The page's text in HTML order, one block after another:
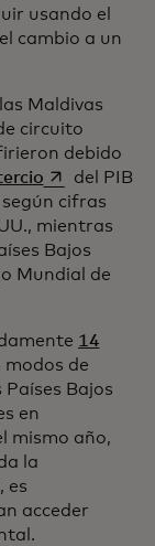
usando el
cambio a un
Maldivas
circuito
debido
se abre en
del PIB
cifras
mientras
nueva
Bajos
Mundial de
14
modos de
Bajos
pestaña
en
mismo año,
la
es
acceder